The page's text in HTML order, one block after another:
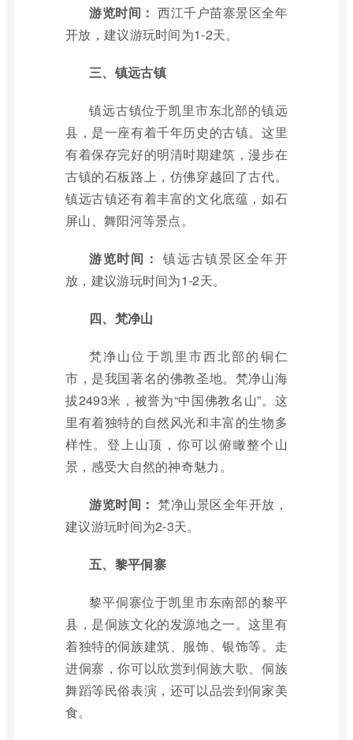
游览时间： 西江千户苗寨景区全年
开放，建议游玩时间为1-2天。
三、镇远古镇
镇远古镇位于凯里市东北部的镇远
县，是一座有着千年历史的古镇。这里
有着保存完好的明清时期建筑，漫步在
古镇的石板路上，仿佛穿越回了古代。
镇远古镇还有着丰富的文化底蕴，如石
屏山、舞阳河等景点。
游览时间： 镇远古镇景区全年开
放，建议游玩时间为1-2天。
四、梵净山
梵净山位于凯里市西北部的铜仁
市，是我国著名的佛教圣地。梵净山海
拔2493米，被誉为“中国佛教名山”。这
里有着独特的自然风光和丰富的生物多
样性。登上山顶，你可以俯瞰整个山
景，感受大自然的神奇魅力。
游览时间： 梵净山景区全年开放，
建议游玩时间为2-3天。
五、黎平侗寨
黎平侗寨位于凯里市东南部的黎平
县，是侗族文化的发源地之一。这里有
着独特的侗族建筑、服饰、银饰等。走
进侗寨，你可以欣赏到侗族大歌、侗族
舞蹈等民俗表演，还可以品尝到侗家美
食。